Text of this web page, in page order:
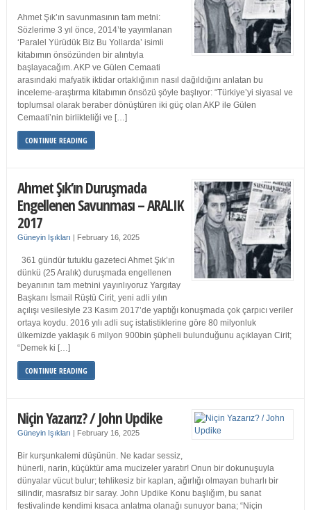
Ahmet Şık’ın savunmasının tam metni:
Sözlerime 3 yıl önce, 2014’te yayımlanan
‘Paralel Yürüdük Biz Bu Yollarda’ isimli
kitabımın önsözünden bir alıntıyla
başlayacağım. AKP ve Gülen Cemaati
arasındaki mafyatik iktidar ortaklığının nasıl dağıldığını anlatan bu
inceleme-araştırma kitabımın önsözü şöyle başlıyor: “Türkiye’yi siyasal ve
toplumsal olarak beraber dönüştüren iki güç olan AKP ile Gülen
Cemaati’nin birlikteliği ve […]
CONTINUE READING
Ahmet Şık’ın Duruşmada
Engellenen Savunması – ARALIK
2017
Güneyin Işıkları | February 16, 2025
361 gündür tutuklu gazeteci Ahmet Şık’ın
dünkü (25 Aralık) duruşmada engellenen
beyanının tam metnini yayınlıyoruz Yargıtay
Başkanı İsmail Rüştü Cirit, yeni adli yılın
açılışı vesilesiyle 23 Kasım 2017’de yaptığı konuşmada çok çarpıcı veriler
ortaya koydu. 2016 yılı adli suç istatistiklerine göre 80 milyonluk
ülkemizde yaklaşık 6 milyon 900bin şüpheli bulunduğunu açıklayan Cirit;
“Demek ki […]
CONTINUE READING
Niçin Yazarız? / John Updike
Güneyin Işıkları | February 16, 2025
Bir kurşunkalemi düşünün. Ne kadar sessiz,
hünerli, narin, küçüktür ama mucizeler yaratır! Onun bir dokunuşuyla
dünyalar vücut bulur; tehlikesiz bir kaplan, ağırlığı olmayan buharlı bir
silindir, masrafsız bir saray. John Updike Konu başlığım, bu sanat
festivalinde kendimi kısaca anlatma olanağı sunuyor bana; “Niçin